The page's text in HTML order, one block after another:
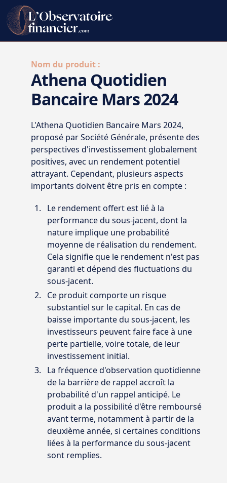
Nom du produit :
Athena Quotidien
Bancaire Mars 2024
L'Athena Quotidien Bancaire Mars 2024,
proposé par Société Générale, présente des
perspectives d'investissement globalement
positives, avec un rendement potentiel
attrayant. Cependant, plusieurs aspects
importants doivent être pris en compte :
Le rendement offert est lié à la
performance du sous-jacent, dont la
nature implique une probabilité
moyenne de réalisation du rendement.
Cela signifie que le rendement n'est pas
garanti et dépend des fluctuations du
sous-jacent.
Ce produit comporte un risque
substantiel sur le capital. En cas de
baisse importante du sous-jacent, les
investisseurs peuvent faire face à une
perte partielle, voire totale, de leur
investissement initial.
La fréquence d'observation quotidienne
de la barrière de rappel accroît la
probabilité d'un rappel anticipé. Le
produit a la possibilité d'être remboursé
avant terme, notamment à partir de la
deuxième année, si certaines conditions
liées à la performance du sous-jacent
sont remplies.